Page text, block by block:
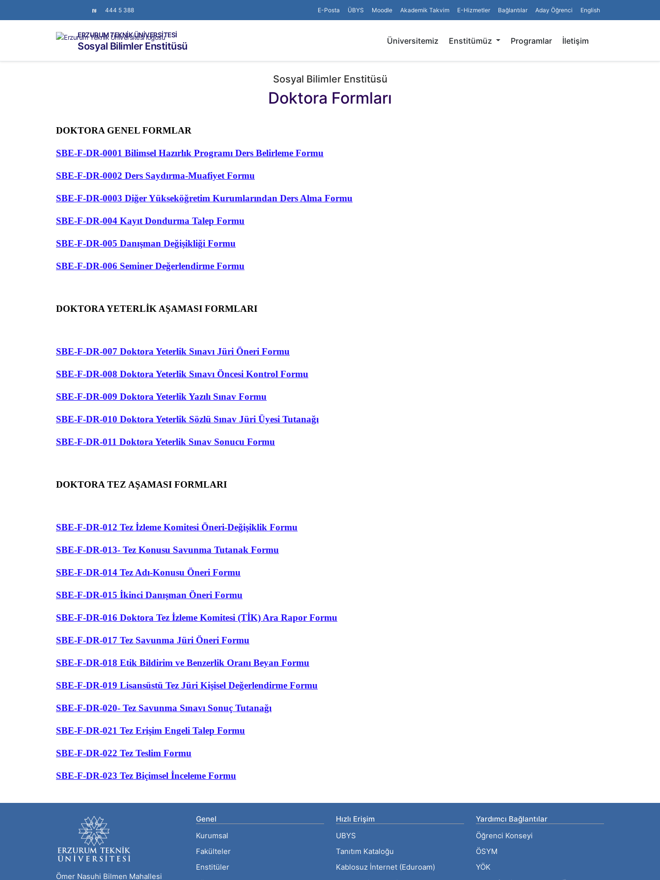
444 5 388 E-Posta ÜBYS Moodle Akademik Takvim E-Hizmetler Bağlantılar Aday Öğrenci English
ERZURUM TEKNİK ÜNİVERSİTESİ
Sosyal Bilimler Enstitüsü Üniversitemiz Enstitümüz Programlar İletişim
Sosyal Bilimler Enstitüsü
Doktora Formları
DOKTORA GENEL FORMLAR
SBE-F-DR-0001 Bilimsel Hazırlık Programı Ders Belirleme Formu
SBE-F-DR-0002 Ders Saydırma-Muafiyet Formu
SBE-F-DR-0003 Diğer Yükseköğretim Kurumlarından Ders Alma Formu
SBE-F-DR-004 Kayıt Dondurma Talep Formu
SBE-F-DR-005 Danışman Değişikliği Formu
SBE-F-DR-006 Seminer Değerlendirme Formu
DOKTORA YETERLİK AŞAMASI FORMLARI
SBE-F-DR-007 Doktora Yeterlik Sınavı Jüri Öneri Formu
SBE-F-DR-008 Doktora Yeterlik Sınavı Öncesi Kontrol Formu
SBE-F-DR-009 Doktora Yeterlik Yazılı Sınav Formu
SBE-F-DR-010 Doktora Yeterlik Sözlü Sınav Jüri Üyesi Tutanağı
SBE-F-DR-011 Doktora Yeterlik Sınav Sonucu Formu
DOKTORA TEZ AŞAMASI FORMLARI
SBE-F-DR-012 Tez İzleme Komitesi Öneri-Değişiklik Formu
SBE-F-DR-013- Tez Konusu Savunma Tutanak Formu
SBE-F-DR-014 Tez Adı-Konusu Öneri Formu
SBE-F-DR-015 İkinci Danışman Öneri Formu
SBE-F-DR-016 Doktora Tez İzleme Komitesi (TİK) Ara Rapor Formu
SBE-F-DR-017 Tez Savunma Jüri Öneri Formu
SBE-F-DR-018 Etik Bildirim ve Benzerlik Oranı Beyan Formu
SBE-F-DR-019 Lisansüstü Tez Jüri Kişisel Değerlendirme Formu
SBE-F-DR-020- Tez Savunma Sınavı Sonuç Tutanağı
SBE-F-DR-021 Tez Erişim Engeli Talep Formu
SBE-F-DR-022 Tez Teslim Formu
SBE-F-DR-023 Tez Biçimsel İnceleme Formu
Ömer Nasuhi Bilmen Mahallesi
Genel
Kurumsal
Fakülteler
Enstitüler
Hızlı Erişim
UBYS
Tanıtım Kataloğu
Kablosuz İnternet (Eduroam)
Yardımcı Bağlantılar
Öğrenci Konseyi
ÖSYM
YÖK